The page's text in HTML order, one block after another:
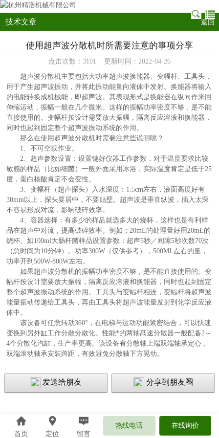
技术文章 返回
使用超声波分散机时所需要注意的事项分享
点击次数：3101 更新时间：2022-04-26
超声波分散机主要包括大功率超声波换能器、变幅杆、工具头，
用于产生超声波振动，并将此振动能量向液体中发射。换能器将输入
的电能转换成机械能，即超声波。其表现形式是换能器在纵向作来回
伸缩运动，振幅一般在几个微米。这样的振幅功率密度不够，是不能
直接使用的。变幅杆按设计需要放大振幅，隔离反应溶液和换能器，
同时也起到固定整个超声波振动系统的作用。
那么在使用超声波分散机时需要注意些说明呢？
1、不可空载作业。
2、超声参数设置：设置键好仪器工作参数，对于温度要求比较
敏感的样品（比如细菌）一般外面采用冰浴，实际温度肯定是低于25
度，蛋白核酸肯定不会变性。
3、变幅杆（超声探头）入水深度：1.5cm左右，液面高度好有
30mm以上，探头要居中，不要贴壁。超声波是垂直纵波，插入太深
不容易形成对流，影响破碎效率。
4、容器选择：有多少的样品就选多大的烧杯，这样也是有利样
品在超声中对流，提高破碎效率。例如；20mL的处理量好用20mL的
烧杯。如100ml大肠杆菌样品设置参数：超声5秒／间隙5秒次数70次
（总时间为10分钟）。功率300W（仅供参考），500ML左右的量，
功率开到500W-800W左右。
如果超声波分散机的振幅功率密度不够，是不能直接使用的。变
幅杆按设计需要放大振幅，隔离反应溶液和换能器，同时也起到固定
整个超声波振动系统的作用。工具头与变幅杆相连，变幅杆将超声波
能量振动传递给工具头，再由工具头将超声波能量发射到化学反应液
体中。
该设备可任意转动360°，在电梯与运动功能紧密结合，可以快速
变换到另外缸工作分散分散化。性能*的两轴髙速分散器一般配备2～
4个分散化汽缸，生产率更高。该设备有分散轴上端双端轴承定心，
双端滚动轴承安裝跨距，有效避免分散轴下方晃动。
发送给朋友 分享到朋友圈
首页 定位 留言
热线电话 在线询价